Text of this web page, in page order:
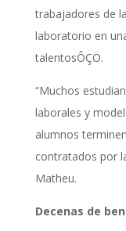
trabajadores de
laboratorio en
talentosÔÇÖ.
“Muchos
laborales y
alumnos
contratados por
Matheu.
Decenas de